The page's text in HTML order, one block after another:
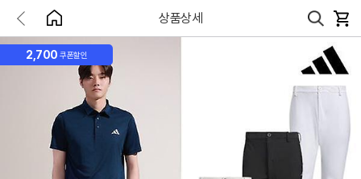
상품상세
2,700 쿠폰할인